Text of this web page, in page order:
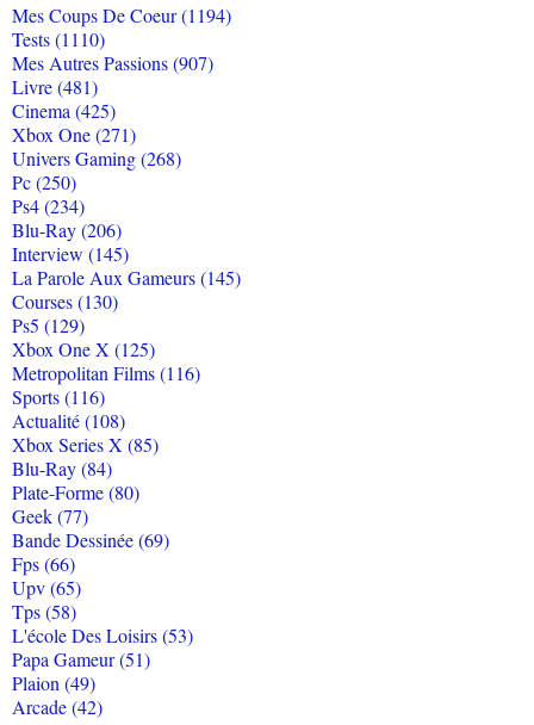
Mes Coups De Coeur (1194)
Tests (1110)
Mes Autres Passions (907)
Livre (481)
Cinema (425)
Xbox One (271)
Univers Gaming (268)
Pc (250)
Ps4 (234)
Blu-Ray (206)
Interview (145)
La Parole Aux Gameurs (145)
Courses (130)
Ps5 (129)
Xbox One X (125)
Metropolitan Films (116)
Sports (116)
Actualité (108)
Xbox Series X (85)
Blu-Ray (84)
Plate-Forme (80)
Geek (77)
Bande Dessinée (69)
Fps (66)
Upv (65)
Tps (58)
L'école Des Loisirs (53)
Papa Gameur (51)
Plaion (49)
Arcade (42)